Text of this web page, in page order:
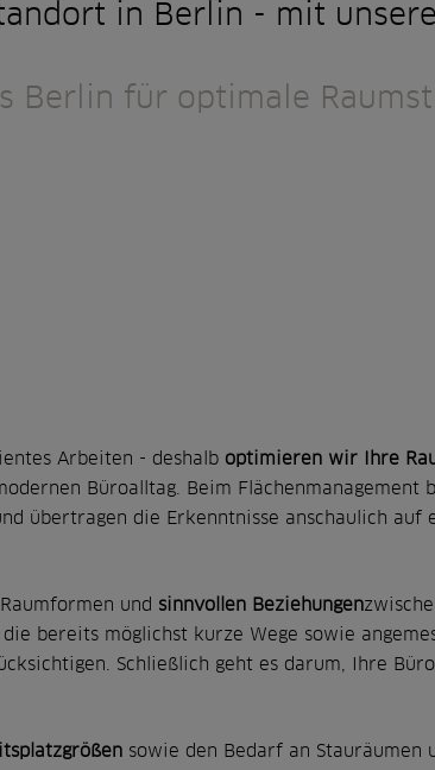
in Berlin - mit
Berlin für optimale
Arbeiten - deshalb optimieren wir Ihre
Büroalltag. Beim Flächenmanagement
übertragen die Erkenntnisse anschaulich auf
und sinnvollen Beziehungen
die bereits möglichst kurze Wege sowie
Schließlich geht es darum, Ihre
sowie den Bedarf an Stauräumen